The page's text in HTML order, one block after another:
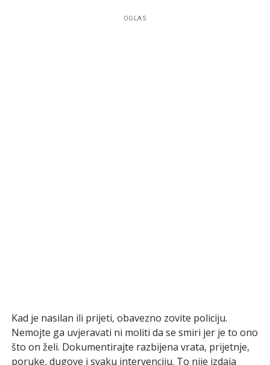
OGLAS
Kad je nasilan ili prijeti, obavezno zovite policiju.
Nemojte ga uvjeravati ni moliti da se smiri jer je to ono
što on želi. Dokumentirajte razbijena vrata, prijetnje,
poruke, dugove i svaku intervenciju. To nije izdaja